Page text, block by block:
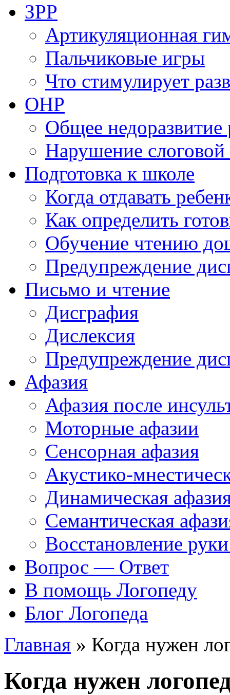
ЗРР
Артикуляционная
Пальчиковые игры
Что стимулирует
ОНР
Общее недоразвитие
Нарушение слоговой
Подготовка к школе
Когда отдавать
Как определить
Обучение чтению
Предупреждение
Письмо и чтение
Дисграфия
Дислексия
Предупреждение
Афазия
Афазия после
Моторные афазии
Сенсорная афазия
Акустико-
Динамическая
Семантическая
Восстановление
Вопрос — Ответ
В помощь Логопеду
Блог Логопеда
Главная » Когда нужен
Когда нужен